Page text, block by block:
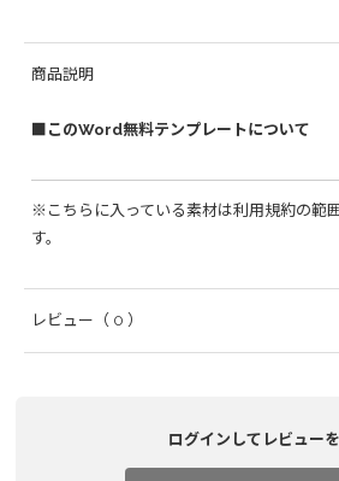
商品説明
■このWord無料テンプレートについて
※こちらに入っている素材は利用規約の範
す。
レビュー （ 0 ）
ログインしてレビュー